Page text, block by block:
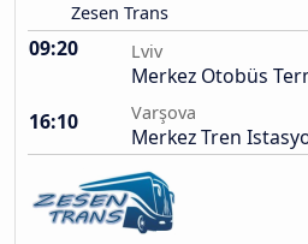
Zesen Trans
09:20 Lviv
Merkez Otobüs
16:10
Varşova
Merkez Tren